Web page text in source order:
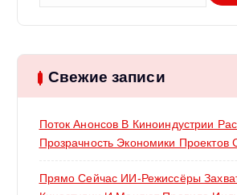
и
: Свежие записи
Поток Анонсов В Киноиндустрии
Прозрачность Экономики Проектов
Прямо Сейчас ИИ-Режиссёры